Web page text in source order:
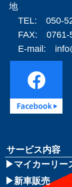
地
TEL: 050-
FAX: 0761-
E-mail:
サービス内容
マイカーリー
新車販売